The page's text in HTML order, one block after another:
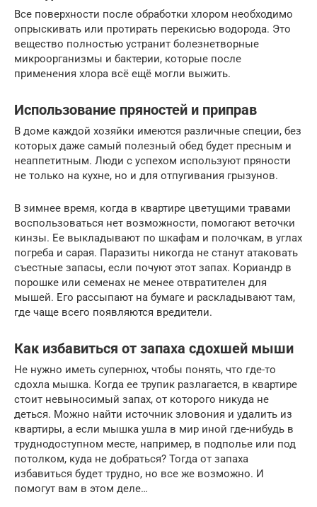
Все поверхности после обработки хлором необходимо
опрыскивать или протирать перекисью водорода. Это
вещество полностью устранит болезнетворные
микроорганизмы и бактерии, которые после
применения хлора всё ещё могли выжить.
Использование пряностей и приправ
В доме каждой хозяйки имеются различные специи, без
которых даже самый полезный обед будет пресным и
неаппетитным. Люди с успехом используют пряности
не только на кухне, но и для отпугивания грызунов.
В зимнее время, когда в квартире цветущими травами
воспользоваться нет возможности, помогают веточки
кинзы. Ее выкладывают по шкафам и полочкам, в углах
погреба и сарая. Паразиты никогда не станут атаковать
съестные запасы, если почуют этот запах. Кориандр в
порошке или семенах не менее отвратителен для
мышей. Его рассыпают на бумаге и раскладывают там,
где чаще всего появляются вредители.
Как избавиться от запаха сдохшей мыши
Не нужно иметь супернюх, чтобы понять, что где-то
сдохла мышка. Когда ее трупик разлагается, в квартире
стоит невыносимый запах, от которого никуда не
деться. Можно найти источник зловония и удалить из
квартиры, а если мышка ушла в мир иной где-нибудь в
труднодоступном месте, например, в подполье или под
потолком, куда не добраться? Тогда от запаха
избавиться будет трудно, но все же возможно. И
помогут вам в этом деле…